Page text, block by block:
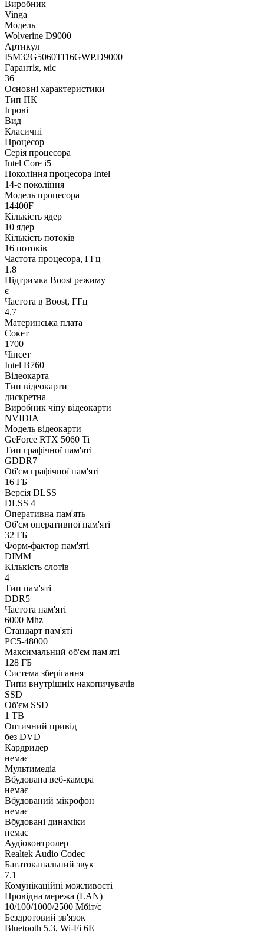
Виробник
Vinga
Модель
Wolverine D9000
Артикул
I5M32G5060TI16GWP.D9000
Гарантія, міс
36
Основні характеристики
Тип ПК
Ігрові
Вид
Класичні
Процесор
Серія процесора
Intel Core i5
Покоління процесора Intel
14-е покоління
Модель процесора
14400F
Кількість ядер
10 ядер
Кількість потоків
16 потоків
Частота процесора, ГГц
1.8
Підтримка Boost режиму
є
Частота в Boost, ГГц
4.7
Материнська плата
Сокет
1700
Чіпсет
Intel B760
Відеокарта
Тип відеокарти
дискретна
Виробник чіпу відеокарти
NVIDIA
Модель відеокарти
GeForce RTX 5060 Ti
Тип графічної пам'яті
GDDR7
Об'єм графічної пам'яті
16 ГБ
Версія DLSS
DLSS 4
Оперативна пам'ять
Об'єм оперативної пам'яті
32 ГБ
Форм-фактор пам'яті
DIMM
Кількість слотів
4
Тип пам'яті
DDR5
Частота пам'яті
6000 Mhz
Стандарт пам'яті
PC5-48000
Максимальний об'єм пам'яті
128 ГБ
Система зберігання
Типи внутрішніх накопичувачів
SSD
Об'єм SSD
1 TB
Оптичний привід
без DVD
Кардридер
немає
Мультимедіа
Вбудована веб-камера
немає
Вбудований мікрофон
немає
Вбудовані динаміки
немає
Аудіоконтролер
Realtek Audio Codec
Багатоканальний звук
7.1
Комунікаційні можливості
Провідна мережа (LAN)
10/100/1000/2500 Мбіт/с
Бездротовий зв'язок
Bluetooth 5.3, Wi-Fi 6E